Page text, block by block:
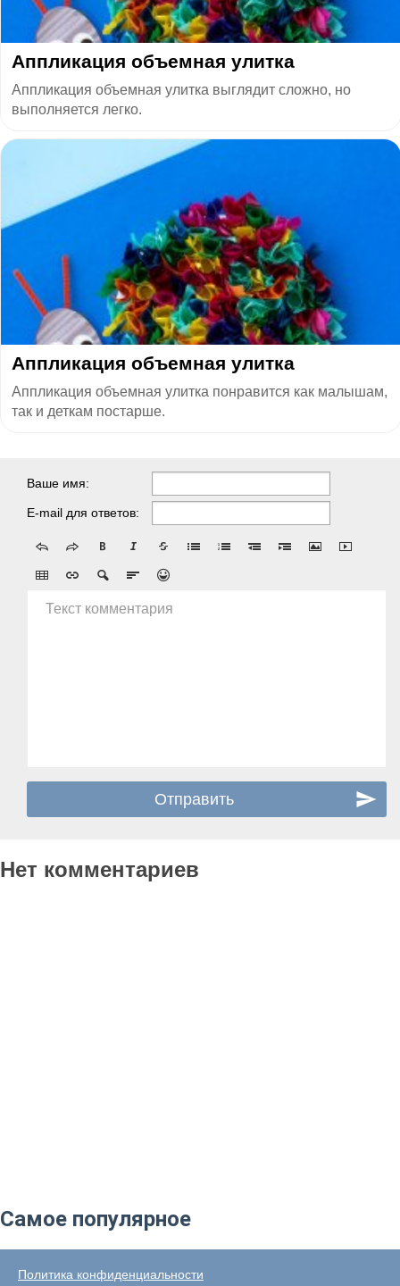
Аппликация объемная улитка
Аппликация объемная улитка выглядит сложно, но
выполняется легко.
Аппликация объемная улитка
Аппликация объемная улитка понравится как малышам,
так и деткам постарше.
Ваше имя:
E-mail для ответов:
Текст комментария
Нет комментариев
Самое популярное
Политика конфиденциальности